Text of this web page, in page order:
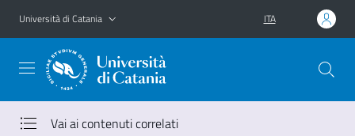
Vai al contenuto principale
Vai al menu di navigazione
Università di Catania ITA
Vai ai contenuti correlati